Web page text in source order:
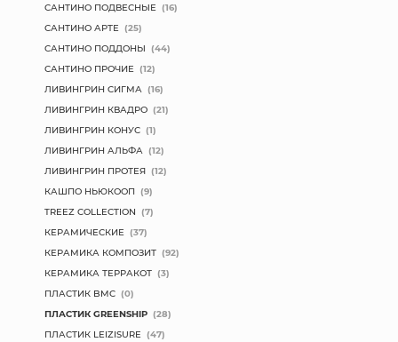
САНТИНО ПОДВЕСНЫЕ (16)
САНТИНО АРТЕ (25)
САНТИНО ПОДДОНЫ (44)
САНТИНО ПРОЧИЕ (12)
ЛИВИНГРИН СИГМА (16)
ЛИВИНГРИН КВАДРО (21)
ЛИВИНГРИН КОНУС (1)
ЛИВИНГРИН АЛЬФА (12)
ЛИВИНГРИН ПРОТЕЯ (12)
КАШПО НЬЮКООП (9)
TREEZ COLLECTION (7)
КЕРАМИЧЕСКИЕ (37)
КЕРАМИКА КОМПОЗИТ (92)
КЕРАМИКА ТЕРРАКОТ (3)
ПЛАСТИК BMC (0)
ПЛАСТИК GREENSHIP (28)
ПЛАСТИК LEIZISURE (47)